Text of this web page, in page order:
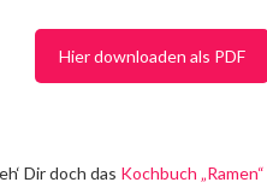
Hier downloaden als PDF
Dir doch das Kochbuch „Ramen“